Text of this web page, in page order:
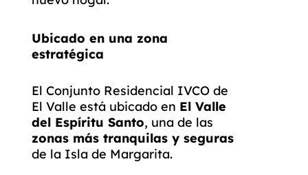
Ubicado en una zona
estratégica
El Conjunto Residencial IVCO de
El Valle está ubicado en El Valle
del Espíritu Santo, una de las
zonas más tranquilas y seguras
de la Isla de Margarita.